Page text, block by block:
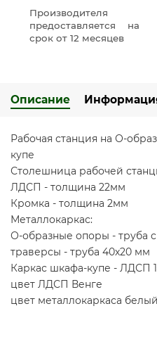
Производителя
предоставляется на
срок от 12 месяцев
Описание
Рабочая станция на О-
купе
Столешница рабочей
ЛДСП - толщина 22мм
Кромка - толщина 2мм
Металлокаркас:
О-образные опоры - труба
траверсы - труба 40х20 мм
Каркас шкафа-купе - ЛДСП
цвет ЛДСП Венге
цвет металлокаркаса белый